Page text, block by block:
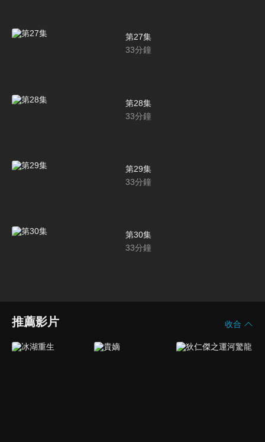
第27集
33分鐘
第28集
33分鐘
第29集
33分鐘
第30集
33分鐘
推薦影片 收合